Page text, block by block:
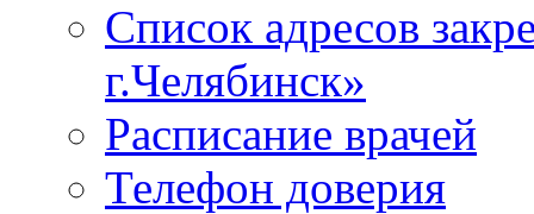
Список адресов
г.Челябинск»
Расписание врачей
Телефон доверия